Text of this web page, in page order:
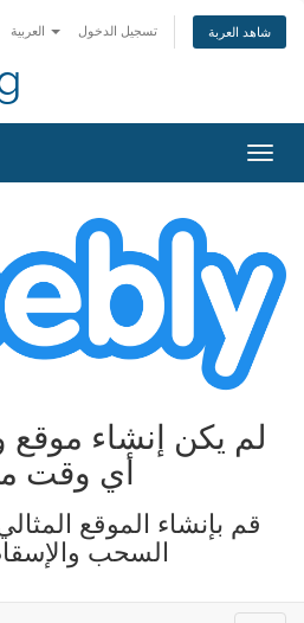
تسجيل الدخول شاهد العربة
تبديل
التنقل
لم يكن إنشاء
أي وقت
قم بإنشاء الموقع
السحب